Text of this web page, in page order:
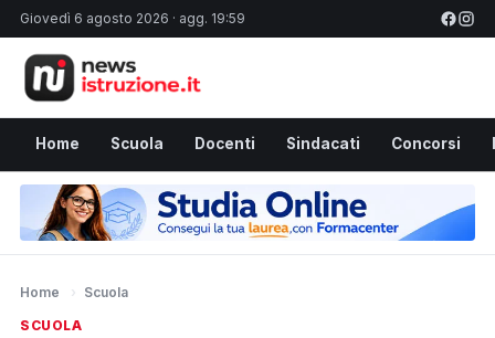
Giovedì 6 agosto 2026 · agg. 19:59
Home Scuola Docenti Sindacati Concorsi
Home › Scuola
SCUOLA